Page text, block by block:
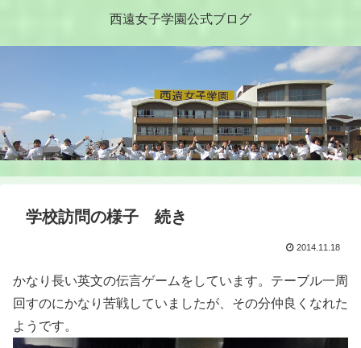
西遠女子学園公式ブログ
学校訪問の様子 続き
2014.11.18
かなり長い英文の伝言ゲームをしています。テーブル一周
回すのにかなり苦戦していましたが、その分仲良くなれた
ようです。